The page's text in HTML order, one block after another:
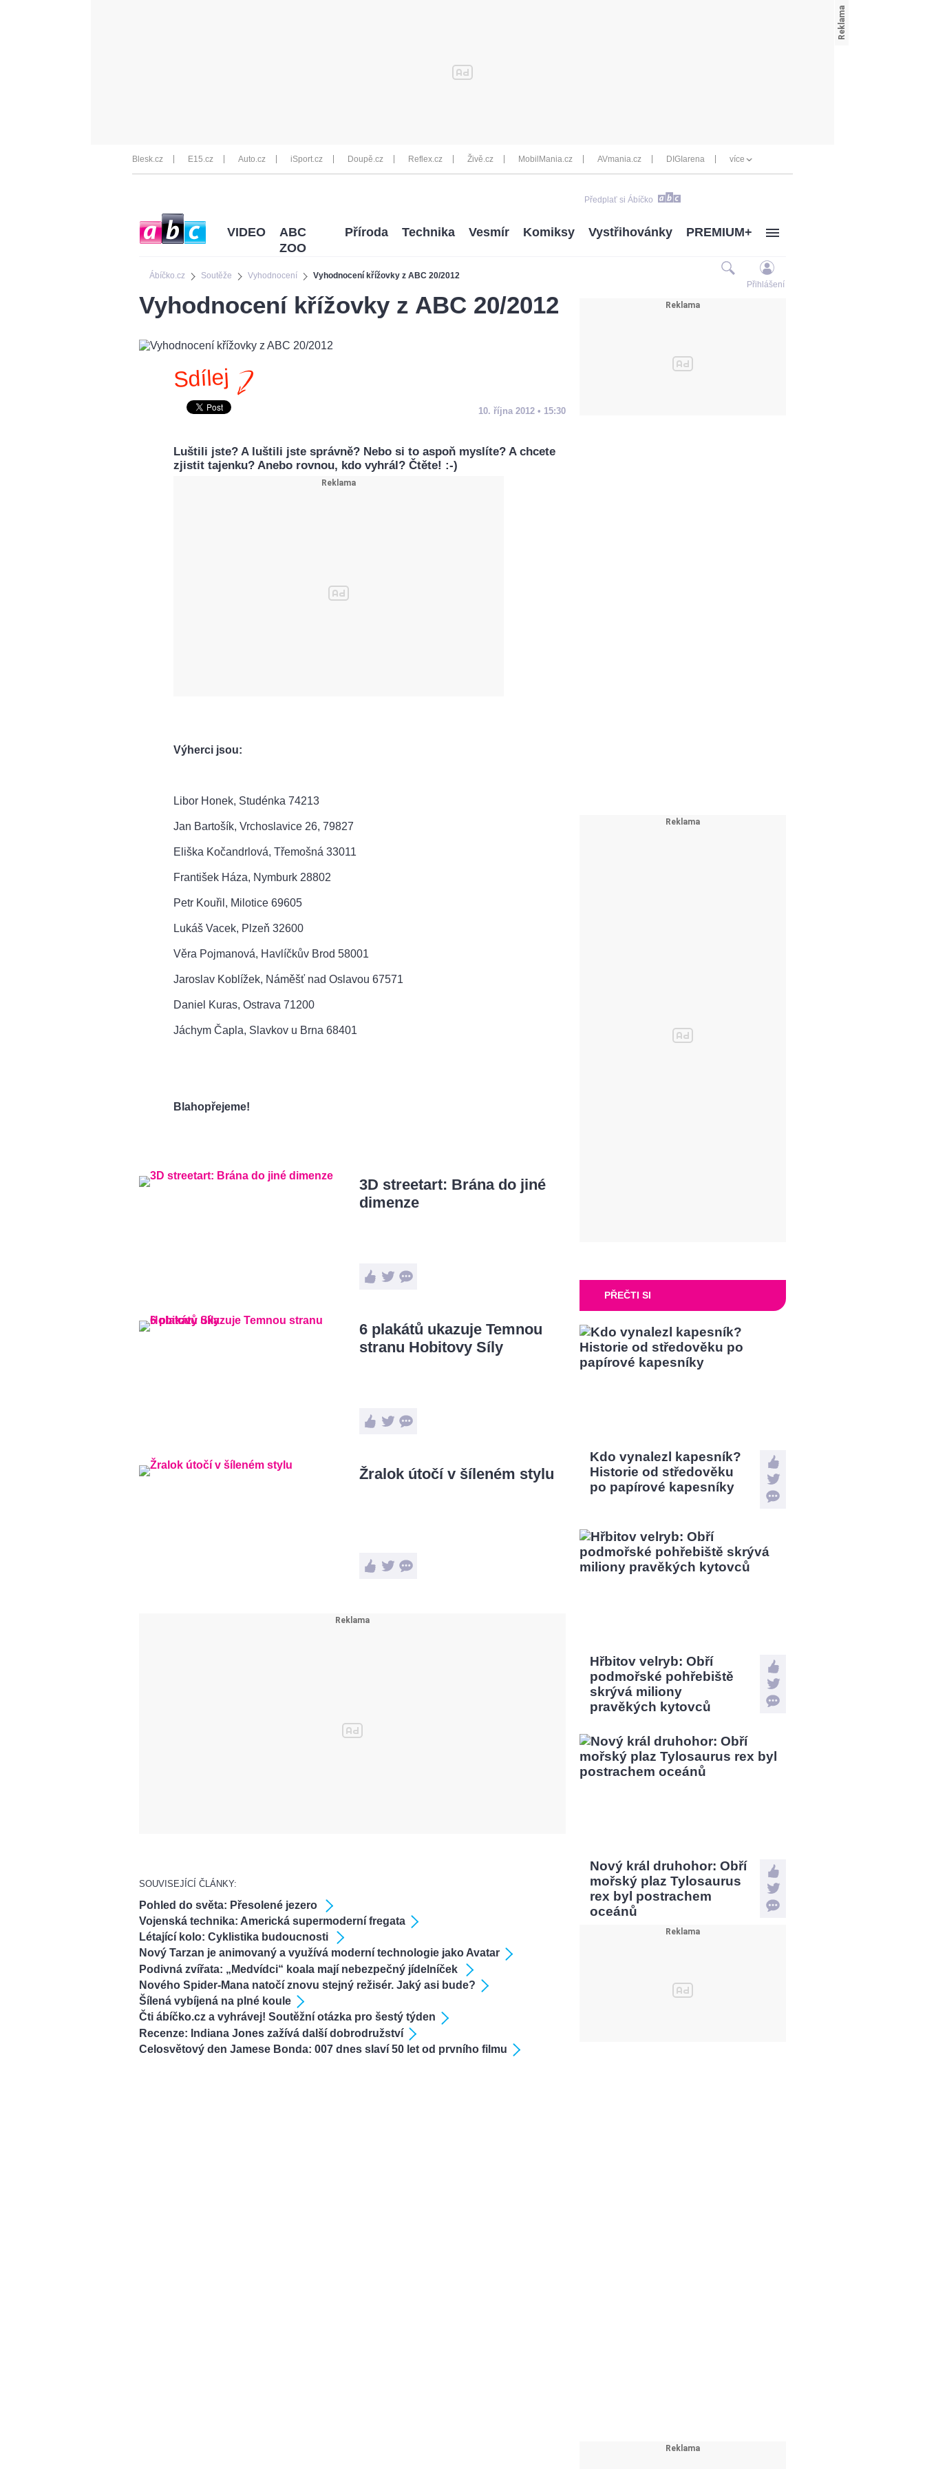
Blesk.cz E15.cz Auto.cz iSport.cz Doupě.cz Reflex.cz Živě.cz MobilMania.cz AVmania.cz DIGIarena více
Předplať si Ábíčko
Ábíčko.cz Soutěže Vyhodnocení Vyhodnocení křížovky z ABC 20/2012
VIDEO
ABC
ZOO
Příroda Technika Vesmír Komiksy Vystřihovánky PREMIUM+
Přihlášení
Vyhodnocení křížovky z ABC 20/2012
Sdílej
10. října 2012 • 15:30
Luštili jste? A luštili jste správně? Nebo si to aspoň myslíte? A chcete
zjistit tajenku? Anebo rovnou, kdo vyhrál? Čtěte! :-)
Výherci jsou:
Libor Honek, Studénka 74213
Jan Bartošík, Vrchoslavice 26, 79827
Eliška Kočandrlová, Třemošná 33011
František Háza, Nymburk 28802
Petr Kouřil, Milotice 69605
Lukáš Vacek, Plzeň 32600
Věra Pojmanová, Havlíčkův Brod 58001
Jaroslav Koblížek, Náměšť nad Oslavou 67571
Daniel Kuras, Ostrava 71200
Jáchym Čapla, Slavkov u Brna 68401
Blahopřejeme!
3D streetart: Brána do jiné
dimenze
6 plakátů ukazuje Temnou
stranu Hobitovy Síly
Žralok útočí v šíleném stylu
SOUVISEJÍCÍ ČLÁNKY:
Pohled do světa: Přesolené jezero
Vojenská technika: Americká supermoderní fregata
Létající kolo: Cyklistika budoucnosti
Nový Tarzan je animovaný a využívá moderní technologie jako Avatar
Podivná zvířata: „Medvídci“ koala mají nebezpečný jídelníček
Nového Spider-Mana natočí znovu stejný režisér. Jaký asi bude?
Šílená vybíjená na plné koule
Čti ábíčko.cz a vyhrávej! Soutěžní otázka pro šestý týden
Recenze: Indiana Jones zažívá další dobrodružství
Celosvětový den Jamese Bonda: 007 dnes slaví 50 let od prvního filmu
PŘEČTI SI
Kdo vynalezl kapesník?
Historie od středověku
po papírové kapesníky
Hřbitov velryb: Obří
podmořské pohřebiště
skrývá miliony
pravěkých kytovců
Nový král druhohor: Obří
mořský plaz Tylosaurus
rex byl postrachem
oceánů